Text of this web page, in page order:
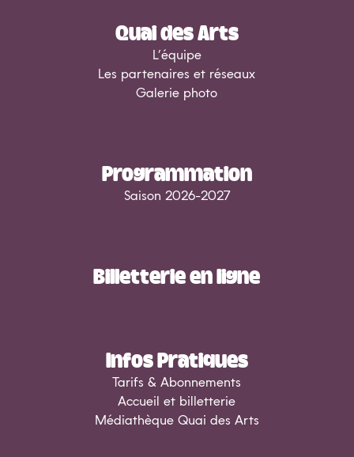
Quai des Arts
L’équipe
Les partenaires et réseaux
Galerie photo
Programmation
Saison 2026-2027
Billetterie en ligne
Infos Pratiques
Tarifs & Abonnements
Accueil et billetterie
Médiathèque Quai des Arts